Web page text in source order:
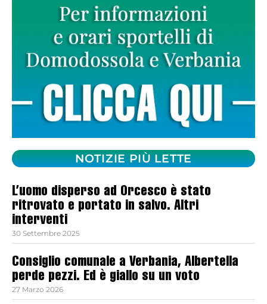
NOTIZIE PIÙ LETTE
L’uomo disperso ad Orcesco è stato
ritrovato e portato in salvo. Altri
interventi
30 Settembre 2025
Consiglio comunale a Verbania, Albertella
perde pezzi. Ed è giallo su un voto
27 Marzo 2026